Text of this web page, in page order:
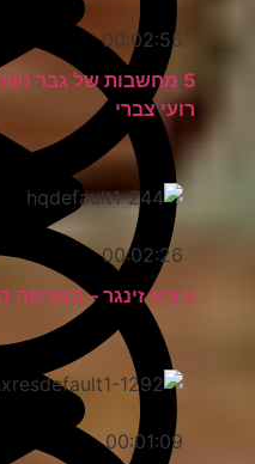
00:02:55
5 מחשבות של גבר נשוי על
רועי צברי
00:02:26
גיורא זינגר – המגיפה החדשה
00:01:09